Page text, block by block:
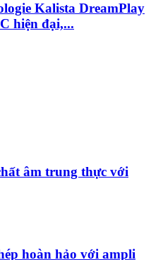
Kalista DreamPlay
hiện đại,...
âm trung thực với
hoàn hảo với ampli